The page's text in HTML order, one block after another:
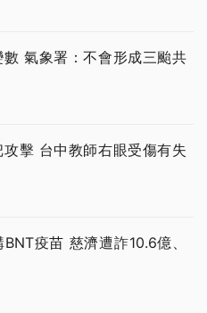
氣象署：不會形成三颱共
擊 台中教師右眼受傷有失
疫苗 慈濟遭詐10.6億、